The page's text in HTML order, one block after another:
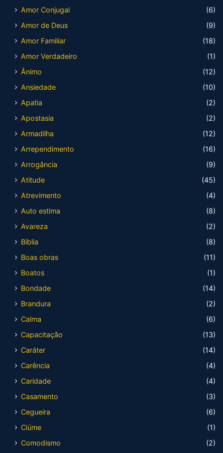
Amor Conjugal
(6)
Amor de Deus
(9)
Amor Familiar
(18)
Amor Verdadeiro
(1)
Ânimo
(12)
Ansiedade
(10)
Apatia
(2)
Apostasia
(2)
Armadilha
(12)
Arrependimento
(16)
Arrogância
(9)
Atitude
(45)
Atrevimento
(4)
Auto estima
(8)
Avareza
(2)
Bíblia
(8)
Boas obras
(11)
Boatos
(1)
Bondade
(14)
Brandura
(2)
Calma
(6)
Capacitação
(13)
Caráter
(14)
Carência
(4)
Caridade
(4)
Casamento
(3)
Cegueira
(6)
Ciúme
(1)
Comodismo
(2)